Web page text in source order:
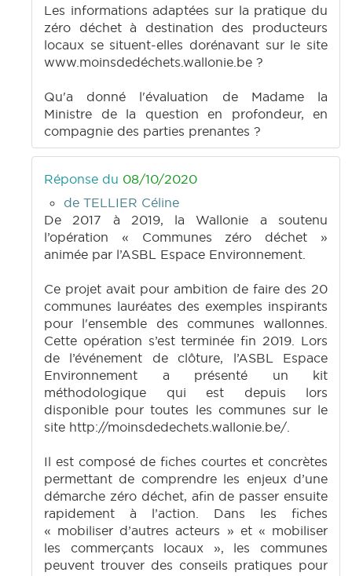
Les informations adaptées sur la pratique du
zéro déchet à destination des producteurs
locaux se situent-elles dorénavant sur le site
www.moinsdedéchets.wallonie.be ?
Qu'a donné l'évaluation de Madame la
Ministre de la question en profondeur, en
compagnie des parties prenantes ?
Réponse du 08/10/2020
de TELLIER Céline
De 2017 à 2019, la Wallonie a soutenu
l’opération « Communes zéro déchet »
animée par l’ASBL Espace Environnement.
Ce projet avait pour ambition de faire des 20
communes lauréates des exemples inspirants
pour l'ensemble des communes wallonnes.
Cette opération s’est terminée fin 2019. Lors
de l’événement de clôture, l’ASBL Espace
Environnement a présenté un kit
méthodologique qui est depuis lors
disponible pour toutes les communes sur le
site http://moinsdedechets.wallonie.be/.
Il est composé de fiches courtes et concrètes
permettant de comprendre les enjeux d’une
démarche zéro déchet, afin de passer ensuite
rapidement à l’action. Dans les fiches
« mobiliser d’autres acteurs » et « mobiliser
les commerçants locaux », les communes
peuvent trouver des conseils pratiques pour